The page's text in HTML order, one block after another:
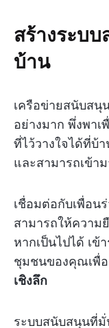
สร้างระบ
บ้าน
เครือข่ายสนับสนุ
อย่างมาก พึ่งพา
ที่ไว้วางใจได้ที่บ้
และสามารถเข้า
เชื่อมต่อกับเพื่อน
สามารถให้ควา
หากเป็นไปได้ เข้
ชุมชนของคุณเพื่อ
เชิงลึก
ระบบสนับสนุนที่